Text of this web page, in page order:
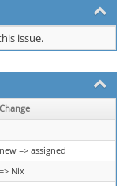
issue.
Change
new => assigned
=> Nix